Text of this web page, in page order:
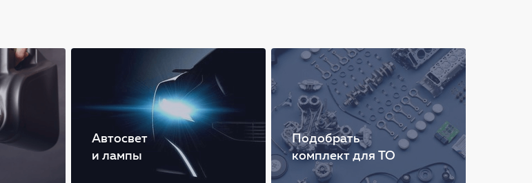
Автосвет
и лампы
Подобрать
комплект для ТО